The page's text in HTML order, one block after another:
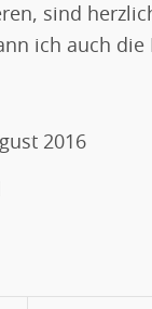
sind
ich auch
2016